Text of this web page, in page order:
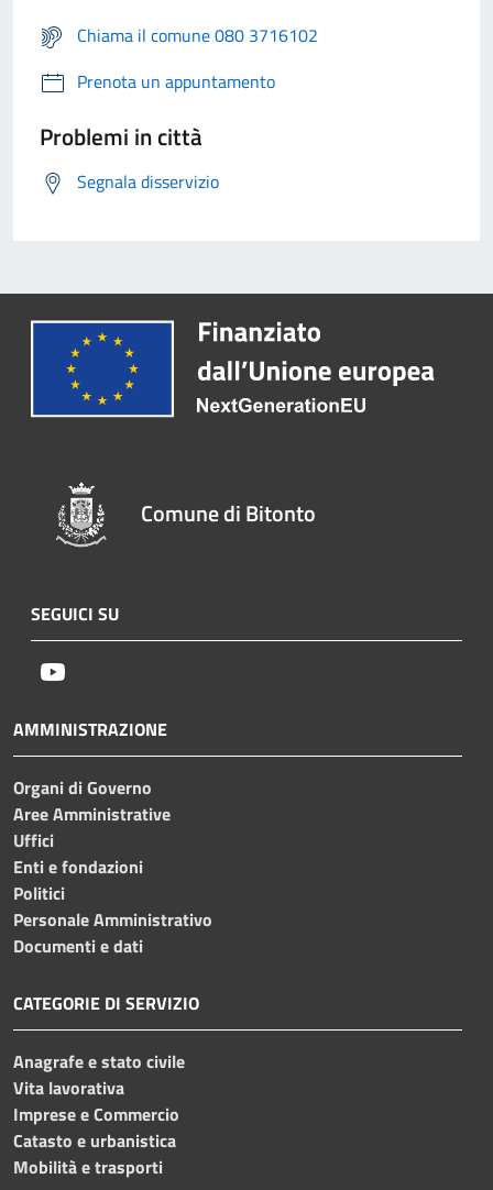
Chiama il comune 080 3716102
Prenota un appuntamento
Problemi in città
Segnala disservizio
Comune di Bitonto
SEGUICI SU
AMMINISTRAZIONE
Organi di Governo
Aree Amministrative
Uffici
Enti e fondazioni
Politici
Personale Amministrativo
Documenti e dati
CATEGORIE DI SERVIZIO
Anagrafe e stato civile
Vita lavorativa
Imprese e Commercio
Catasto e urbanistica
Mobilità e trasporti